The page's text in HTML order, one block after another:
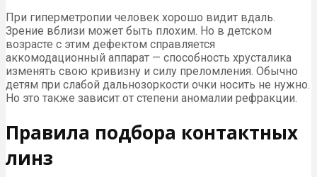
При гиперметропии человек хорошо видит вдаль.
Зрение вблизи может быть плохим. Но в детском
возрасте с этим дефектом справляется
аккомодационный аппарат — способность хрусталика
изменять свою кривизну и силу преломления. Обычно
детям при слабой дальнозоркости очки носить не нужно.
Но это также зависит от степени аномалии рефракции.
Правила подбора контактных
линз